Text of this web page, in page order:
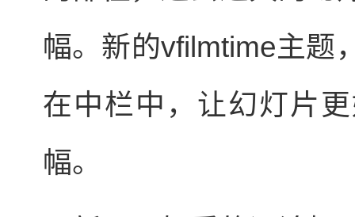
幅。新的vfilmtime主题
在中栏中，让幻灯片
幅。